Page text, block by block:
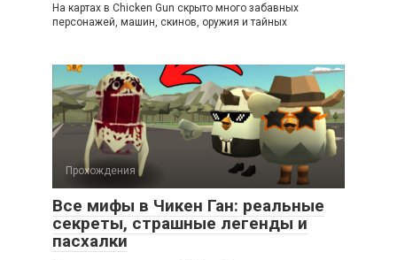
На картах в Chicken Gun скрыто много забавных
персонажей, машин, скинов, оружия и тайных
Прохождения
Все мифы в Чикен Ган: реальные
секреты, страшные легенды и
пасхалки